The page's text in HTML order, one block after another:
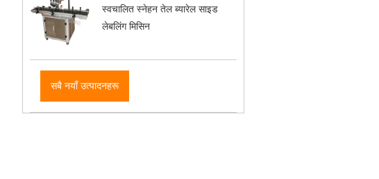
स्वचालित स्नेहन तेल ब्यारेल साइड
लेबलिंग मिसिन
सबै नयाँ उत्पादनहरू